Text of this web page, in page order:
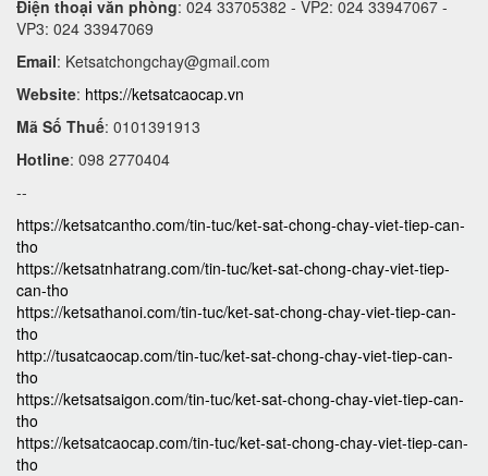
Điện thoại văn phòng: 024 33705382 - VP2: 024 33947067 -
VP3: 024 33947069
Email: Ketsatchongchay@gmail.com
Website: https://ketsatcaocap.vn
Mã Số Thuế: 0101391913
Hotline: 098 2770404
--
https://ketsatcantho.com/tin-tuc/ket-sat-chong-chay-viet-tiep-can-
tho
https://ketsatnhatrang.com/tin-tuc/ket-sat-chong-chay-viet-tiep-
can-tho
https://ketsathanoi.com/tin-tuc/ket-sat-chong-chay-viet-tiep-can-
tho
http://tusatcaocap.com/tin-tuc/ket-sat-chong-chay-viet-tiep-can-
tho
https://ketsatsaigon.com/tin-tuc/ket-sat-chong-chay-viet-tiep-can-
tho
https://ketsatcaocap.com/tin-tuc/ket-sat-chong-chay-viet-tiep-can-
tho